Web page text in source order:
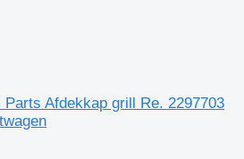
Afdekkap grill Re. 2297703